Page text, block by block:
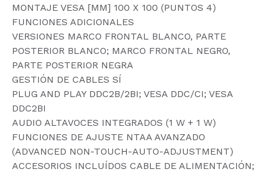
MONTAJE VESA [MM] 100 X 100 (PUNTOS 4)
FUNCIONES ADICIONALES
VERSIONES MARCO FRONTAL BLANCO, PARTE
POSTERIOR BLANCO; MARCO FRONTAL NEGRO,
PARTE POSTERIOR NEGRA
GESTIÓN DE CABLES SÍ
PLUG AND PLAY DDC2B/2BI; VESA DDC/CI; VESA
DDC2BI
AUDIO ALTAVOCES INTEGRADOS (1 W + 1 W)
FUNCIONES DE AJUSTE NTAA AVANZADO
(ADVANCED NON-TOUCH-AUTO-ADJUSTMENT)
ACCESORIOS INCLUÍDOS CABLE DE ALIMENTACIÓN;